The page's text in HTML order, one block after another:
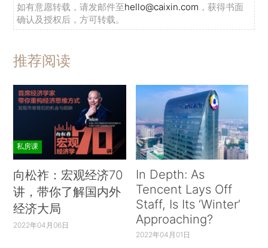
如有意愿转载，请发邮件至hello@caixin.com ，获得书面
确认及授权后，方可转载。
推荐阅读
私房课
向松祚：宏观经济70
讲，带你了解国内外
经济大局
2022年04月06日
In Depth: As
Tencent Lays Off
Staff, Is Its ‘Winter’
Approaching?
2022年04月01日